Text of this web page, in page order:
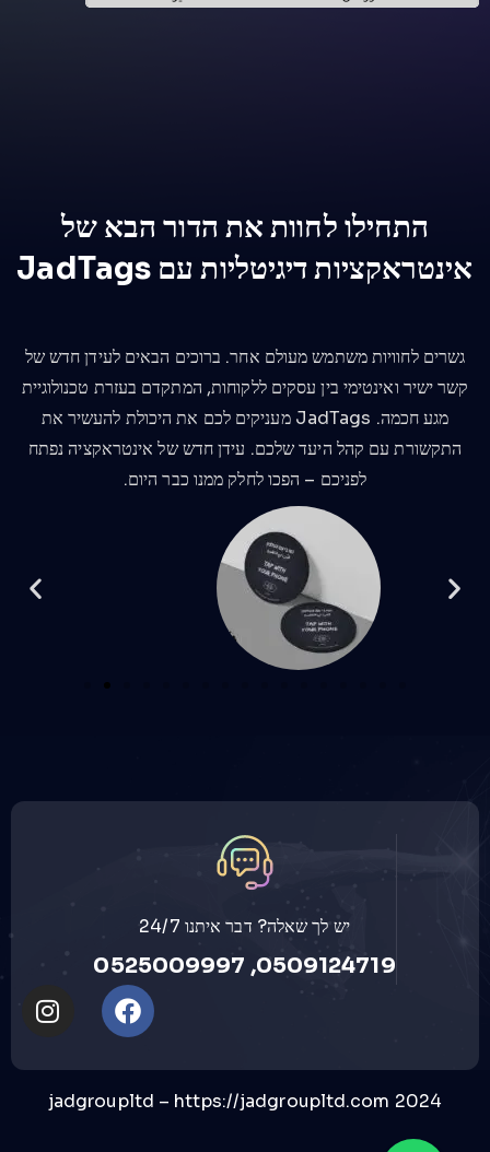
התחילו לחוות את הדור הבא של
אינטראקציות דיגיטליות עם JadTags
גשרים לחוויות משתמש מעולם אחר. ברוכים הבאים לעידן חדש של
קשר ישיר ואינטימי בין עסקים ללקוחות, המתקדם בעזרת טכנולוגיית
מגע חכמה. JadTags מעניקים לכם את היכולת להעשיר את
התקשורת עם קהל היעד שלכם. עידן חדש של אינטראקציה נפתח
לפניכם – הפכו לחלק ממנו כבר היום.
יש לך שאלה? דבר איתנו 24/7
0509124719, 0525009997
2024 jadgroupltd –
https://jadgroupltd.com